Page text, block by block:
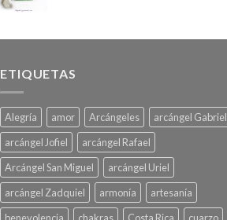
ETIQUETAS
Alegría amor Arcángeles
arcángel Gabriel
arcángel Jofiel
arcángel Rafael
Arcángel San Miguel
arcángel Uriel
arcángel Zadquiel
armonía
artesanía